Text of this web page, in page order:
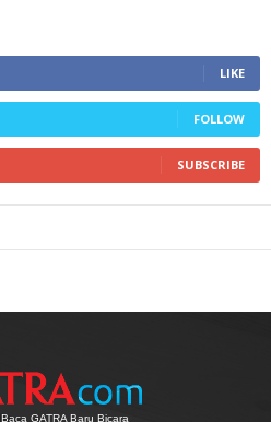
LIKE
FOLLOW
SUBSCRIBE
Baca GATRA Baru Bicara